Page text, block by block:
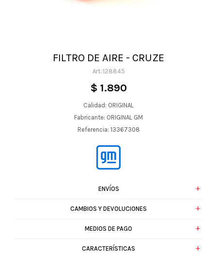
FILTRO DE AIRE - CRUZE
128845
$ 1.890
Calidad: ORIGINAL
Fabricante: ORIGINAL GM
Referencia: 13367308
ENVÍOS
CAMBIOS Y DEVOLUCIONES
MEDIOS DE PAGO
CARACTERÍSTICAS